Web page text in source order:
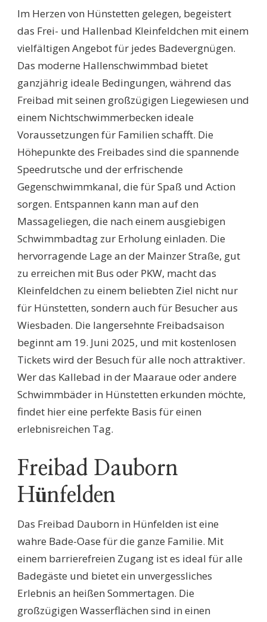
Im Herzen von Hünstetten gelegen, begeistert
das Frei- und Hallenbad Kleinfeldchen mit einem
vielfältigen Angebot für jedes Badevergnügen.
Das moderne Hallenschwimmbad bietet
ganzjährig ideale Bedingungen, während das
Freibad mit seinen großzügigen Liegewiesen und
einem Nichtschwimmerbecken ideale
Voraussetzungen für Familien schafft. Die
Höhepunkte des Freibades sind die spannende
Speedrutsche und der erfrischende
Gegenschwimmkanal, die für Spaß und Action
sorgen. Entspannen kann man auf den
Massageliegen, die nach einem ausgiebigen
Schwimmbadtag zur Erholung einladen. Die
hervorragende Lage an der Mainzer Straße, gut
zu erreichen mit Bus oder PKW, macht das
Kleinfeldchen zu einem beliebten Ziel nicht nur
für Hünstetten, sondern auch für Besucher aus
Wiesbaden. Die langersehnte Freibadsaison
beginnt am 19. Juni 2025, und mit kostenlosen
Tickets wird der Besuch für alle noch attraktiver.
Wer das Kallebad in der Maaraue oder andere
Schwimmbäder in Hünstetten erkunden möchte,
findet hier eine perfekte Basis für einen
erlebnisreichen Tag.
Freibad Dauborn
Hünfelden
Das Freibad Dauborn in Hünfelden ist eine
wahre Bade-Oase für die ganze Familie. Mit
einem barrierefreien Zugang ist es ideal für alle
Badegäste und bietet ein unvergessliches
Erlebnis an heißen Sommertagen. Die
großzügigen Wasserflächen sind in einen